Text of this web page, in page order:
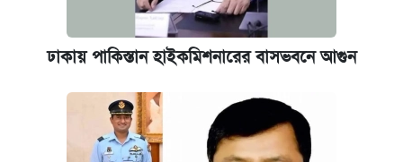
ঢাকায় পাকিস্তান হাইকমিশনারের বাসভবনে আগুন